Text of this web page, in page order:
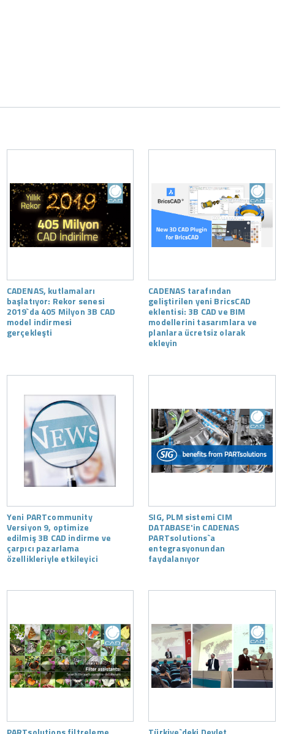
CADENAS, kutlamaları
başlatıyor: Rekor senesi
2019`da 405 Milyon 3B CAD
model indirmesi
gerçekleşti
CADENAS tarafından
geliştirilen yeni BricsCAD
eklentisi: 3B CAD ve BIM
modellerini tasarımlara ve
planlara ücretsiz olarak
ekleyin
Yeni PARTcommunity
Versiyon 9, optimize
edilmiş 3B CAD indirme ve
çarpıcı pazarlama
özellikleriyle etkileyici
SIG, PLM sistemi CIM
DATABASE'in CADENAS
PARTsolutions`a
entegrasyonundan
faydalanıyor
PARTsolutions filtreleme Türkiye`deki Devlet